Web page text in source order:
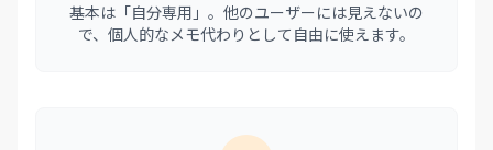
基本は「自分専用」。他のユーザーには見えないの
で、個人的なメモ代わりとして自由に使えます。